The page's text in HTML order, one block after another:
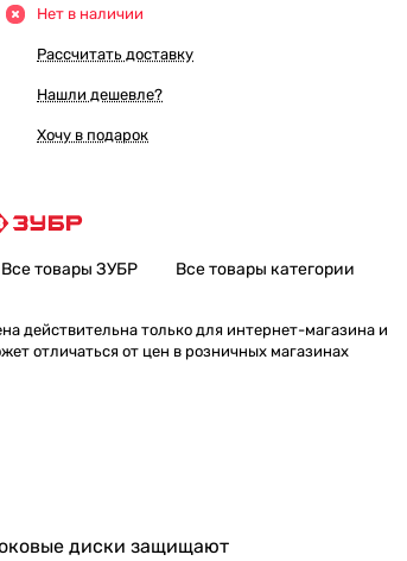
Нет в наличии
Рассчитать доставку
Нашли дешевле?
Хочу в подарок
Все товары ЗУБР Все товары категории
действительна только для интернет-магазина и
отличаться от цен в розничных магазинах
диски защищают